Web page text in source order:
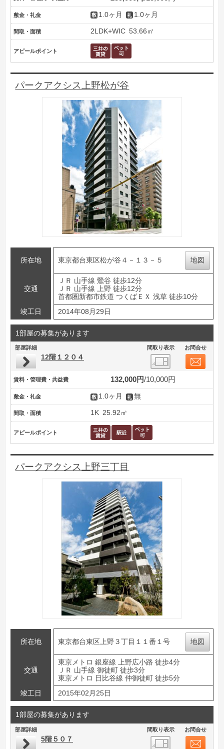
敷金・礼金 1.0ヶ月 1.0ヶ月
間取・面積 2LDK+WIC 53.66㎡
アピールポイント
パークアクシス上野松が谷
所在地 東京都台東区松が谷４－１３－５ 地図
交通
ＪＲ 山手線 鶯谷 徒歩12分
ＪＲ 山手線 上野 徒歩12分
首都圏新都市鉄道 つくばＥＸ 浅草 徒歩10分
竣工日
2014年08月29日
1部屋の募集があります
部屋詳細 間取り表示 お問合せ
12階１２０４
賃料・管理費・共益費 132,000円 10,000円
敷金・礼金 1.0ヶ月 無
間取・面積 1K 25.92㎡
アピールポイント
パークアクシス上野三丁目
所在地 東京都台東区上野３丁目１１番１号 地図
交通
東京メトロ 銀座線 上野広小路 徒歩4分
ＪＲ 山手線 御徒町 徒歩3分
東京メトロ 日比谷線 仲御徒町 徒歩5分
竣工日
2015年02月25日
1部屋の募集があります
部屋詳細 間取り表示 お問合せ
5階５０７